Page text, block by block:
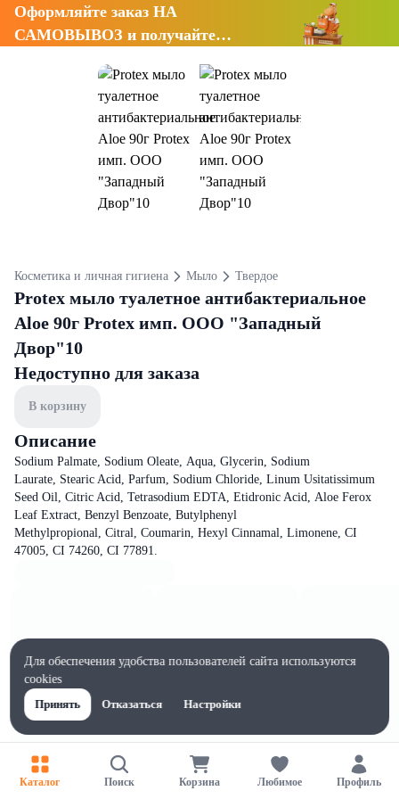
Оформляйте заказ НА
САМОВЫВОЗ и получайте
Косметика и личная гигиена Мыло Твердое
Protex мыло туалетное антибактериальное
Aloe 90г Protex имп. OOO "Западный
Двор"10
Недоступно для заказа
В корзину
Описание
Sodium Palmate, Sodium Oleate, Aqua, Glycerin, Sodium
Laurate, Stearic Acid, Parfum, Sodium Chloride, Linum Usitatissimum
Seed Oil, Citric Acid, Tetrasodium EDTA, Etidronic Acid, Aloe Ferox
Leaf Extract, Benzyl Benzoate, Butylphenyl
Methylpropional, Citral, Coumarin, Hexyl Cinnamal, Limonene, CI
47005, CI 74260, CI 77891.
Каталог Поиск Корзина Любимое Профиль
Для обеспечения удобства пользователей сайта используются
cookies
Принять
Отказаться Настройки